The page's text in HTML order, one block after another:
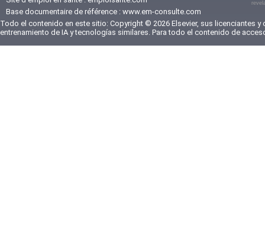
Base documentaire de référence : www.em-consulte.com
Todo el contenido en este sitio: Copyright © 2026 Elsevier, sus licenciantes
entrenamiento de IA y tecnologías similares. Para todo el contenido de